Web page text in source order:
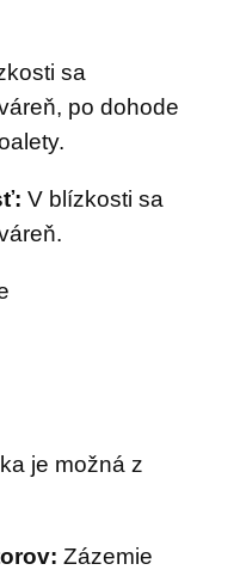
sa
po dohode
V blízkosti sa
je možná z
Zázemie